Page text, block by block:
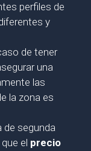
perfiles de
y
de tener
una
las
la zona es
de segunda
el precio